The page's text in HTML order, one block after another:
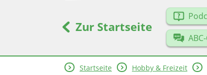
Zur Startseite
Startseite Hobby & Freizeit